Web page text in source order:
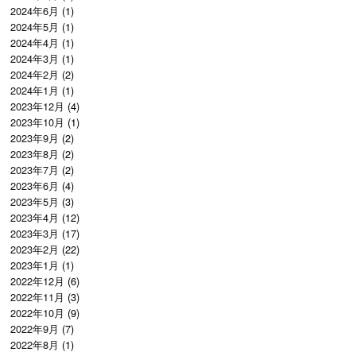
2024年6月 (1)
2024年5月 (1)
2024年4月 (1)
2024年3月 (1)
2024年2月 (2)
2024年1月 (1)
2023年12月 (4)
2023年10月 (1)
2023年9月 (2)
2023年8月 (2)
2023年7月 (2)
2023年6月 (4)
2023年5月 (3)
2023年4月 (12)
2023年3月 (17)
2023年2月 (22)
2023年1月 (1)
2022年12月 (6)
2022年11月 (3)
2022年10月 (9)
2022年9月 (7)
2022年8月 (1)